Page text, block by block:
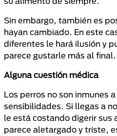
Sin embargo, también es
hayan cambiado. En este
diferentes le hará ilusión y
parece gustarle más al final.
Alguna cuestión médica
Los perros no son inmunes
sensibilidades. Si llegas a
le está costando digerir sus
parece aletargado y triste,